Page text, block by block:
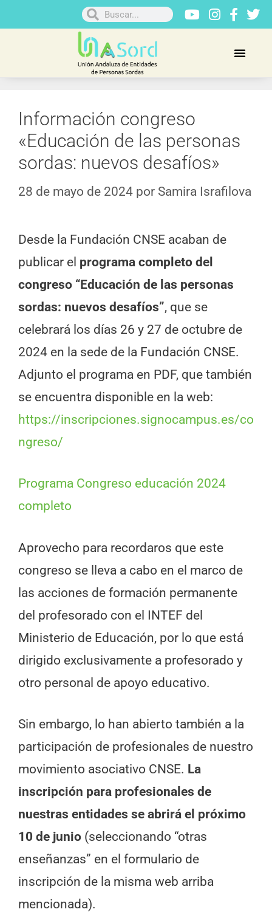
Información congreso
«Educación de las personas
sordas: nuevos desafíos»
28 de mayo de 2024 por Samira Israfilova
Desde la Fundación CNSE acaban de
publicar el programa completo del
congreso “Educación de las personas
sordas: nuevos desafíos”, que se
celebrará los días 26 y 27 de octubre de
2024 en la sede de la Fundación CNSE.
Adjunto el programa en PDF, que también
se encuentra disponible en la web:
https://inscripciones.signocampus.es/co
ngreso/
Programa Congreso educación 2024
completo
Aprovecho para recordaros que este
congreso se lleva a cabo en el marco de
las acciones de formación permanente
del profesorado con el INTEF del
Ministerio de Educación, por lo que está
dirigido exclusivamente a profesorado y
otro personal de apoyo educativo.
Sin embargo, lo han abierto también a la
participación de profesionales de nuestro
movimiento asociativo CNSE. La
inscripción para profesionales de
nuestras entidades se abrirá el próximo
10 de junio (seleccionando “otras
enseñanzas” en el formulario de
inscripción de la misma web arriba
mencionada).